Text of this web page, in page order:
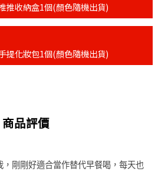
推收納盒1個(顏色隨機出貨)
提化妝包1個(顏色隨機出貨)
商品評價
剛剛好適合當作替代早餐喝，每天也